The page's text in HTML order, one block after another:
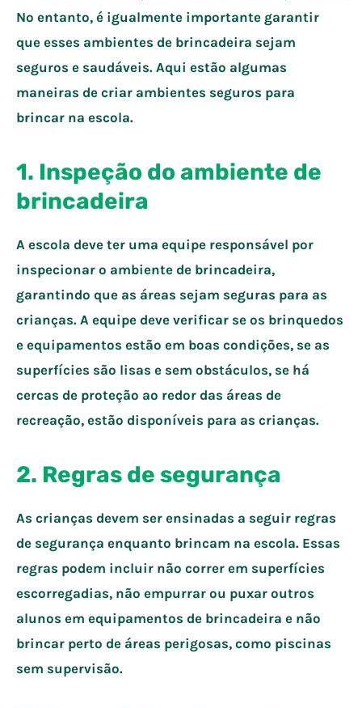
No entanto, é igualmente importante garantir
que esses ambientes de brincadeira sejam
seguros e saudáveis. Aqui estão algumas
maneiras de criar ambientes seguros para
brincar na escola.
1. Inspeção do ambiente de
brincadeira
A escola deve ter uma equipe responsável por
inspecionar o ambiente de brincadeira,
garantindo que as áreas sejam seguras para as
crianças. A equipe deve verificar se os brinquedos
e equipamentos estão em boas condições, se as
superfícies são lisas e sem obstáculos, se há
cercas de proteção ao redor das áreas de
recreação, estão disponíveis para as crianças.
2. Regras de segurança
As crianças devem ser ensinadas a seguir regras
de segurança enquanto brincam na escola. Essas
regras podem incluir não correr em superfícies
escorregadias, não empurrar ou puxar outros
alunos em equipamentos de brincadeira e não
brincar perto de áreas perigosas, como piscinas
sem supervisão.